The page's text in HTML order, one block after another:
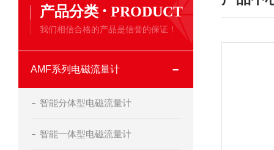
产品分类 · PRODUCT
我们相信合格的产品是信誉的保证！
AMF系列电磁流量计
智能分体型电磁流量计
智能一体型电磁流量计